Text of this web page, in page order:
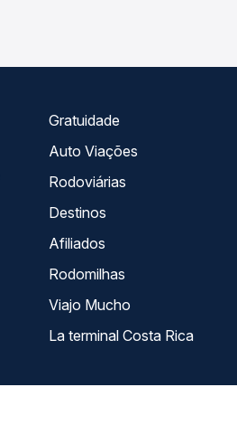
Gratuidade
Auto Viações
Rodoviárias
Destinos
Afiliados
Rodomilhas
Viajo Mucho
La terminal Costa Rica